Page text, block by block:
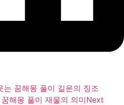
는 꿈해몽 풀이 길운의 징조
해몽 풀이 재물의 의미Next